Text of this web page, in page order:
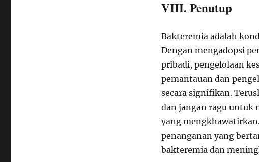
VIII. Penutup
Bakteremia adalah
Dengan mengadopsi
pribadi, pengelolaan
pemantauan dan
secara signifikan.
dan jangan ragu untuk
yang
penanganan yang
bakteremia dan